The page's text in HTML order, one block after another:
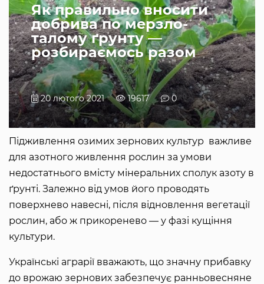
Як правильно вносити
добрива по мерзло-
талому ґрунту —
розбираємось разом
20 лютого 2021 19617 0
Підживлення озимих зернових культур важливе
для азотного живлення рослин за умови
недостатнього вмісту мінеральних сполук азоту в
ґрунті. Залежно від умов його проводять
поверхнево навесні, після відновлення вегетації
рослин, або ж прикоренево — у фазі кущіння
культури.
Українські аграрії вважають, що значну прибавку
до врожаю зернових забезпечує ранньовесняне